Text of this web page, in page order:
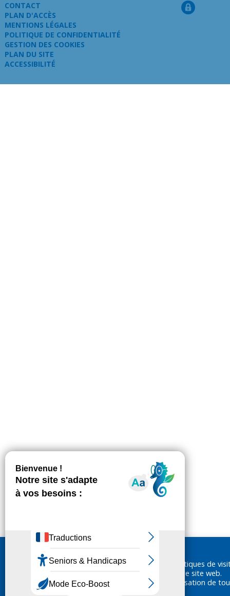
CONTACT
PLAN D'ACCÈS
MENTIONS LÉGALES
POLITIQUE DE CONFIDENTIALITÉ
GESTION DES COOKIES
PLAN DU SITE
ACCESSIBILITÉ
Nous utilisons des cookies pour réaliser des statistiques de
ainsi vous garantir la meilleure expérience sur notre site web.
En cliquant sur «Accepter», vous consentez à l'utilisation de
cookies.En savoir plus